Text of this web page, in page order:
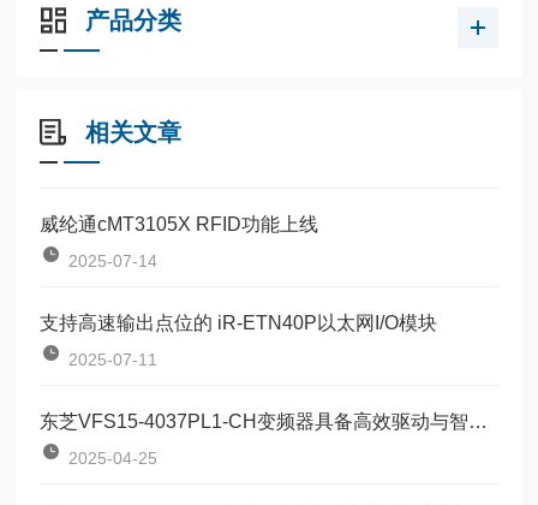
产品分类
相关文章
威纶通cMT3105X RFID功能上线
2025-07-14
支持高速输出点位的 iR-ETN40P以太网I/O模块
2025-07-11
东芝VFS15-4037PL1-CH变频器具备高效驱动与智能控制
2025-04-25